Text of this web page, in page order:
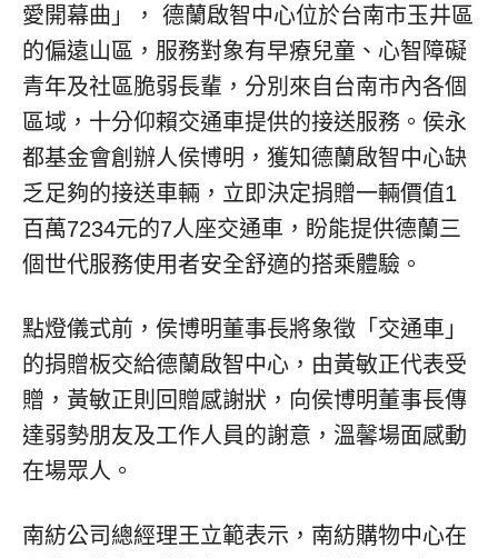
愛開幕曲」， 德蘭啟智中心位於台南市玉井區
的偏遠山區，服務對象有早療兒童、心智障礙
青年及社區脆弱長輩，分別來自台南市內各個
區域，十分仰賴交通車提供的接送服務。侯永
都基金會創辦人侯博明，獲知德蘭啟智中心缺
乏足夠的接送車輛，立即決定捐贈一輛價值1
百萬7234元的7人座交通車，盼能提供德蘭三
個世代服務使用者安全舒適的搭乘體驗。
點燈儀式前，侯博明董事長將象徵「交通車」
的捐贈板交給德蘭啟智中心，由黃敏正代表受
贈，黃敏正則回贈感謝狀，向侯博明董事長傳
達弱勢朋友及工作人員的謝意，溫馨場面感動
在場眾人。
南紡公司總經理王立範表示，南紡購物中心在